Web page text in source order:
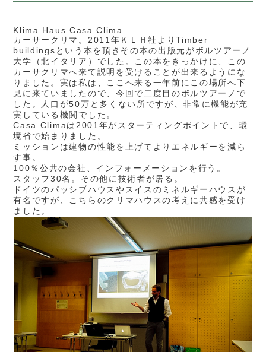
Klima Haus Casa Clima
カーサークリマ。2011年ＫＬＨ社よりTimber
buildingsという本を頂きその本の出版元がボルツアーノ
大学（北イタリア）でした。この本をきっかけに、この
カーサクリマへ来て説明を受けることが出来るようにな
りました。実は私は、ここへ来る一年前にこの場所へ下
見に来ていましたので、今回で二度目のボルツアーノで
した。人口が50万と多くない所ですが、非常に機能が充
実している機関でした。
Casa Climaは2001年がスターティングポイントで、環
境省で始まりました。
ミッションは建物の性能を上げてよりエネルギーを減ら
す事。
100％公共の会社、インフォーメーションを行う。
スタッフ30名。その他に技術者が居る。
ドイツのパッシブハウスやスイスのミネルギーハウスが
有名ですが、こちらのクリマハウスの考えに共感を受け
ました。